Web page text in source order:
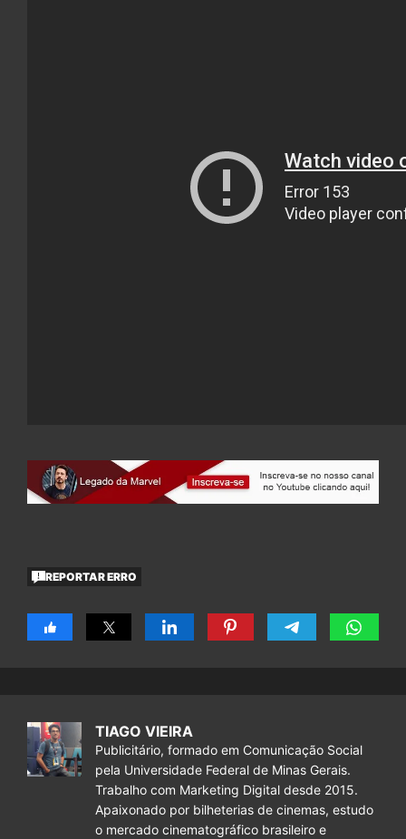
REPORTAR ERRO
TIAGO VIEIRA
Publicitário, formado em Comunicação Social
pela Universidade Federal de Minas Gerais.
Trabalho com Marketing Digital desde 2015.
Apaixonado por bilheterias de cinemas, estudo
o mercado cinematográfico brasileiro e